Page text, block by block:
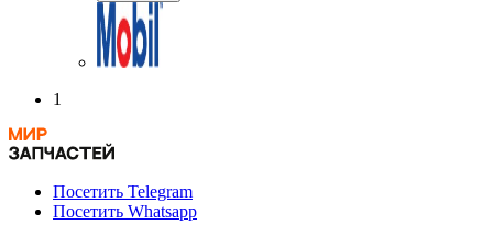
1
Посетить Telegram
Посетить Whatsapp